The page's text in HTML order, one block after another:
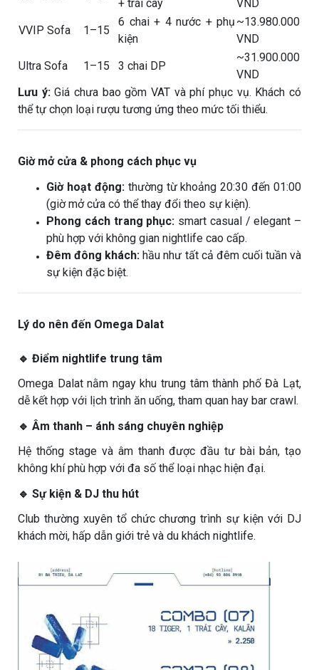
+ trái cây
VND
VVIP Sofa
1–15
6 chai + 4 nước + phụ
kiện
~13.980.000
VND
Ultra Sofa
1–15 3 chai DP
~31.900.000
VND
Lưu ý:Giá chưa bao gồm VAT và phí phục vụ. Khách có
thể tự chọn loại rượu tương ứng theo mức tối thiểu.
Giờ mở cửa & phong cách phục vụ
Giờ hoạt động:thường từ khoảng 20:30 đến 01:00
(giờ mở cửa có thể thay đổi theo sự kiện).
Phong cách trang phục: smart casual / elegant –
phù hợp với không gian nightlife cao cấp.
Đêm đông khách: hầu như tất cả đêm cuối tuần và
sự kiện đặc biệt.
Lý do nên đến Omega Dalat
🔹 Điểm nightlife trung tâm
Omega Dalat nằm ngay khu trung tâm thành phố Đà Lạt,
dễ kết hợp với lịch trình ăn uống, tham quan hay bar crawl.
🔹 Âm thanh – ánh sáng chuyên nghiệp
Hệ thống stage và âm thanh được đầu tư bài bản, tạo
không khí phù hợp với đa số thể loại nhạc hiện đại.
🔹 Sự kiện & DJ thu hút
Club thường xuyên tổ chức chương trình sự kiện với DJ
khách mời, hấp dẫn giới trẻ và du khách nightlife.